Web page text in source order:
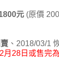
元 (原價
、2018/03/1
月28日或售完